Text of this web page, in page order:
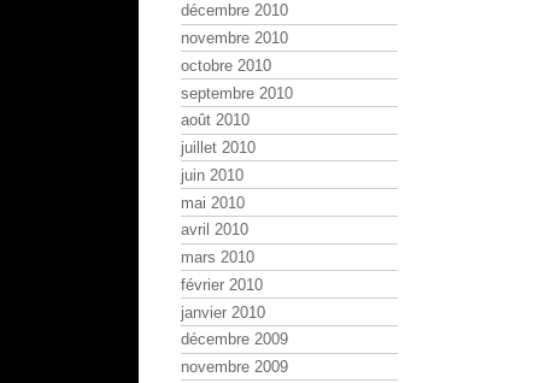
décembre 2010
novembre 2010
octobre 2010
septembre 2010
août 2010
juillet 2010
juin 2010
mai 2010
avril 2010
mars 2010
février 2010
janvier 2010
décembre 2009
novembre 2009